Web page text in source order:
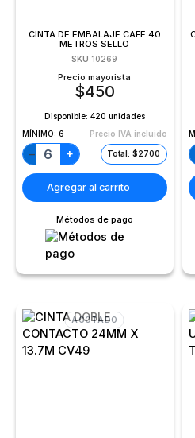
CINTA DE EMBALAJE CAFE 40
METROS SELLO
SKU 10269
Precio mayorista
$450
Disponible: 420 unidades
MÍNIMO: 6 Precio IVA incluido
− + Total: $2700
Agregar al carrito
Métodos de pago
AGOTADO